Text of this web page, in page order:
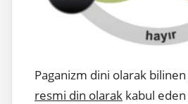
Paganizm dini olarak bilinen
resmi din olarak kabul eden